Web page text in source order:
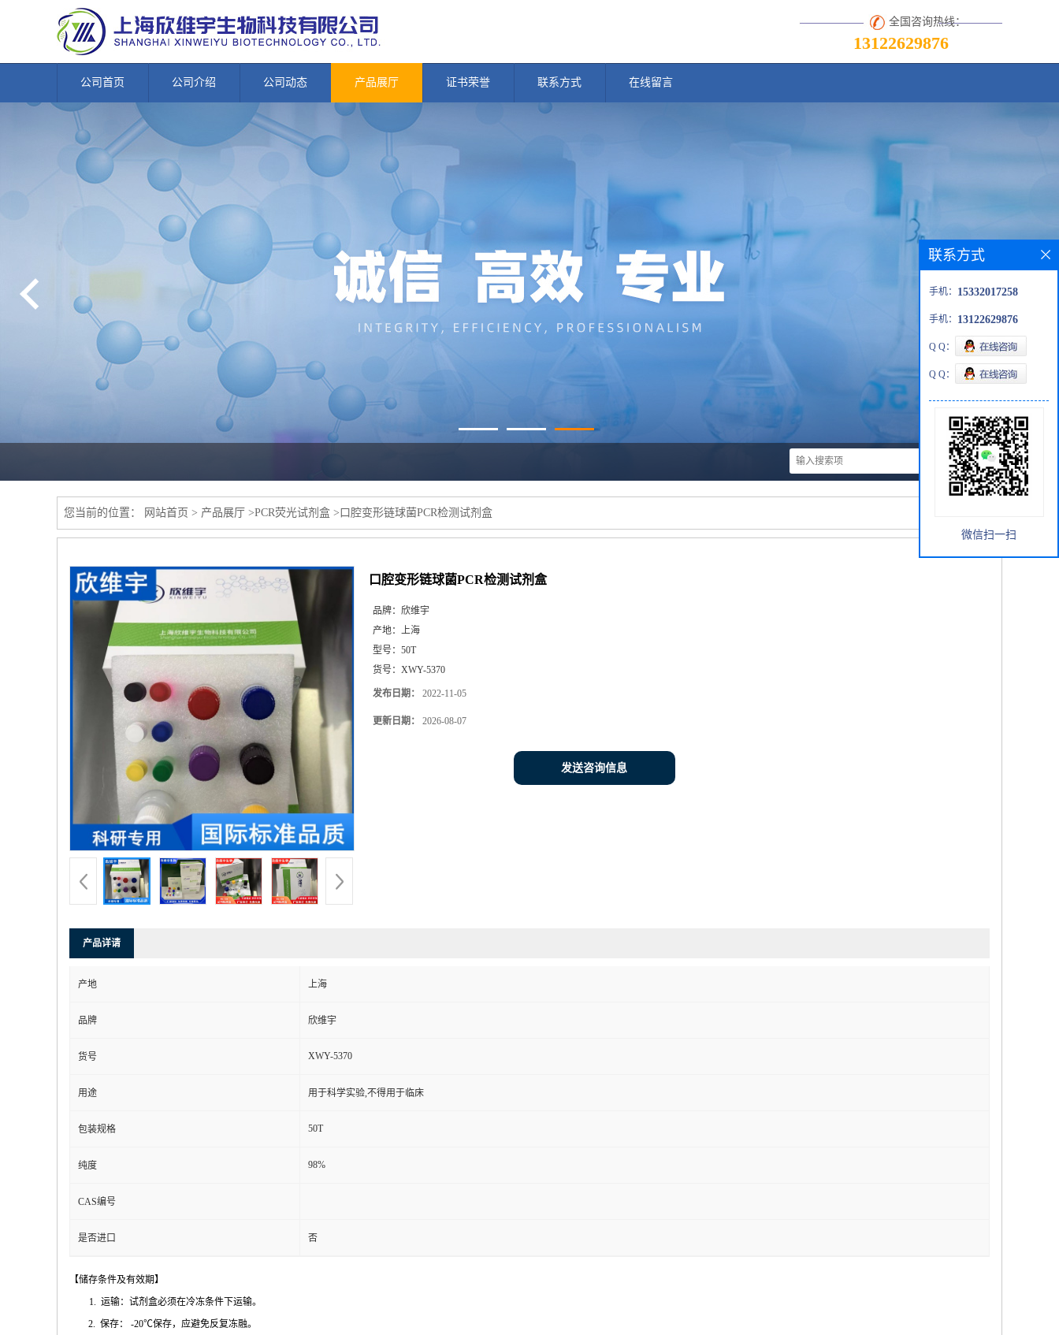
全国咨询热线：
13122629876
公司首页 公司介绍 公司动态 产品展厅 证书荣誉 联系方式 在线留言
您当前的位置： 网站首页 > 产品展厅 >PCR荧光试剂盒 > 口腔变形链球菌PCR检测试剂盒
口腔变形链球菌PCR检测试剂盒
品牌： 欣维宇
产地： 上海
型号： 50T
货号： XWY-5370
发布日期： 2022-11-05
更新日期： 2026-08-07
发送咨询信息
产品详请
产地 上海
品牌 欣维宇
货号 XWY-5370
用途 用于科学实验,不得用于临床
包装规格 50T
纯度 98%
CAS编号
是否进口 否
【储存条件及有效期】
1.运输：试剂盒必须在冷冻条件下运输。
2.保存： -20℃保存，应避免反复冻融。
联系方式
手机： 15332017258
手机： 13122629876
Q Q：
Q Q：
微信扫一扫